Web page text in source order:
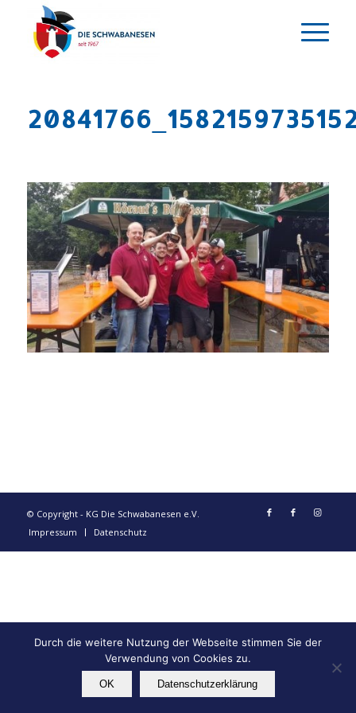
© Copyright - KG Die Schwabanesen e.V.
Impressum
Datenschutz
Durch die weitere Nutzung der Webseite stimmen Sie der
Verwendung von Cookies zu.
OK Datenschutzerklärung